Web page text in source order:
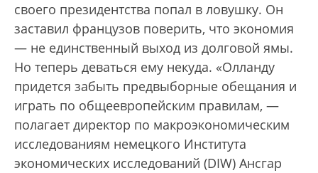
своего президентства попал в ловушку. Он
заставил французов поверить, что экономия
— не единственный выход из долговой ямы.
Но теперь деваться ему некуда. «Олланду
придется забыть предвыборные обещания и
играть по общеевропейским правилам, —
полагает директор по макроэкономическим
исследованиям немецкого Института
экономических исследований (DIW) Ансгар